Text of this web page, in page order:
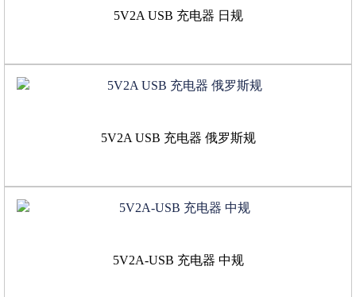
5V2A USB 充电器 日规
5V2A USB 充电器 俄罗斯规
5V2A-USB 充电器 中规